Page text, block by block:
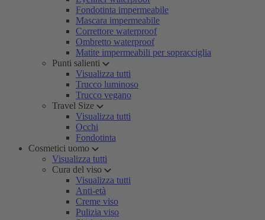
Fondotinta impermeabile
Mascara impermeabile
Correttore waterproof
Ombretto waterproof
Matite impermeabili per sopracciglia
Punti salienti
Visualizza tutti
Trucco luminoso
Trucco vegano
Travel Size
Visualizza tutti
Occhi
Fondotinta
Cosmetici uomo
Visualizza tutti
Cura del viso
Visualizza tutti
Anti-età
Creme viso
Pulizia viso